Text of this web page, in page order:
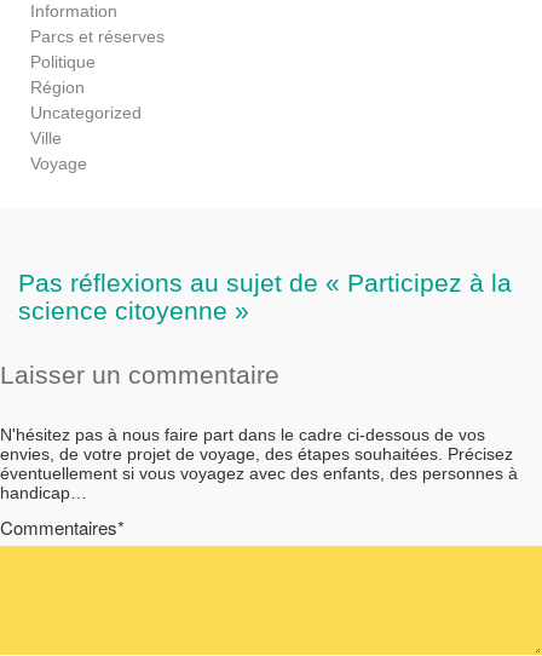
Information
Parcs et réserves
Politique
Région
Uncategorized
Ville
Voyage
Pas réflexions au sujet de « Participez à la
science citoyenne »
Laisser un commentaire
N'hésitez pas à nous faire part dans le cadre ci-dessous de vos
envies, de votre projet de voyage, des étapes souhaitées. Précisez
éventuellement si vous voyagez avec des enfants, des personnes à
handicap…
Commentaires*